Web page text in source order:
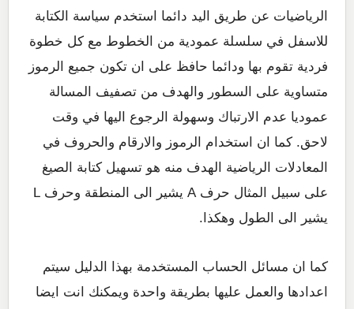
الرياضيات عن طريق اليد دائما استخدم سياسة الكتابة
للاسفل في سلسلة عمودية من الخطوط مع كل خطوة
فردية تقوم بها ودائما حافظ على ان تكون جميع الرموز
متساوية على السطور والهدف من تصفيف المسالة
عموديا عدم الارتباك وسهولة الرجوع اليها في وقت
لاحق. كما ان استخدام الرموز والارقام والحروف في
المعادلات الرياضية الهدف منه هو تسهيل كتابة الصيغ
على سبيل المثال حرف A يشير الى المنطقة وحرف L
يشير الى الطول وهكذا.
كما ان مسائل الحساب المستخدمة بهذا الدليل سيتم
اعدادها والعمل عليها بطريقة واحدة ويمكنك انت ايضا